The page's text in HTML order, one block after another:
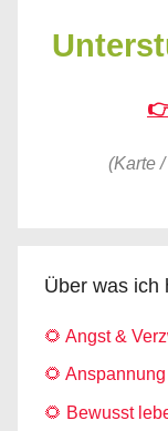
(Karte
Über was ich
🌻 Angst &
🌻
🌻 Bewusst